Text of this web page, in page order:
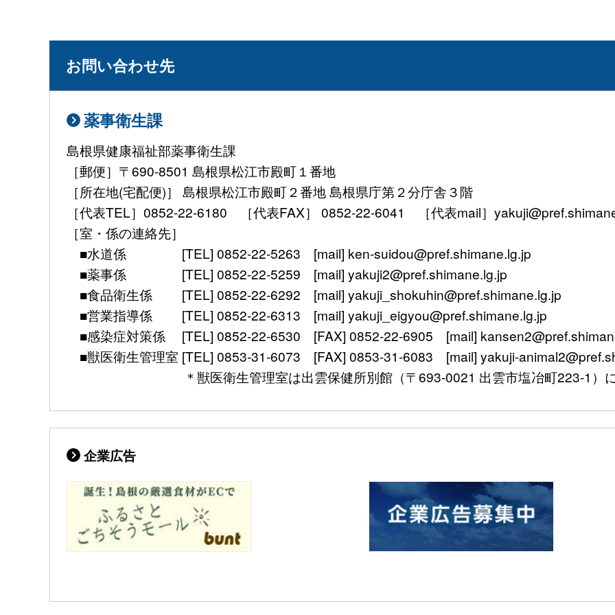
お問い合わせ先
薬事衛生課
島根県健康福祉部薬事衛生課
［郵便］〒690-8501 島根県松江市殿町１番地
［所在地(宅配便)］ 島根県松江市殿町２番地 島根県庁第２分庁舎３階
［代表TEL］0852-22-6180 ［代表FAX］ 0852-22-6041 ［代表mail］
［室・係の連絡先］
■水道係 [TEL] 0852-22-5263 [mail] ken-suidou@pref.shimane.lg.jp
■薬事係 [TEL] 0852-22-5259 [mail] yakuji2@pref.shimane.lg.jp
■食品衛生係 [TEL] 0852-22-6292 [mail] yakuji_shokuhin@pref.shimane.lg.jp
■営業指導係 [TEL] 0852-22-6313 [mail] yakuji_eigyou@pref.shimane.lg.jp
■感染症対策係 [TEL] 0852-22-6530 [FAX] 0852-22-6905 [mail]
■獣医衛生管理室 [TEL] 0853-31-6073 [FAX] 0853-31-6083 [mail] yakuji-
＊獣医衛生管理室は出雲保健所別館（〒693-0021 出雲市塩冶町223-1）に
企業広告